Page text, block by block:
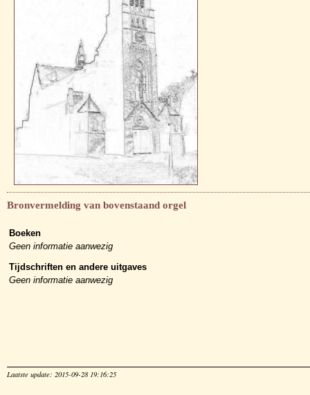
Bronvermelding van bovenstaand orgel
Boeken
Geen informatie aanwezig
Tijdschriften en andere uitgaves
Geen informatie aanwezig
Laatste update: 2015-09-28 19:16:25